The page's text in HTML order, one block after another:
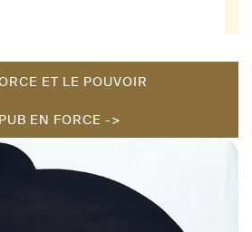
ET LE POUVOIR
PUB EN FORCE ->